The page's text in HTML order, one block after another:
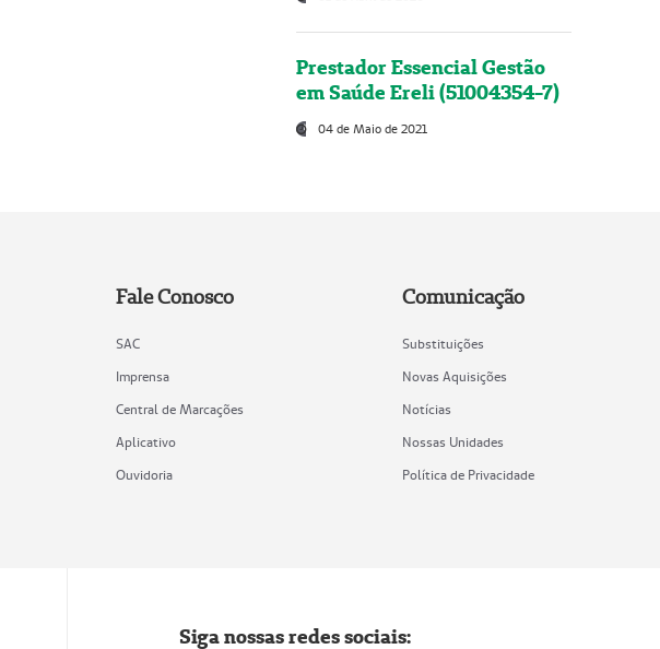
Prestador Essencial Gestão
em Saúde Ereli (51004354-7)
04 de Maio de 2021
Fale Conosco
SAC
Imprensa
Central de Marcações
Aplicativo
Ouvidoria
Comunicação
Substituições
Novas Aquisições
Notícias
Nossas Unidades
Política de Privacidade
Siga nossas redes sociais: